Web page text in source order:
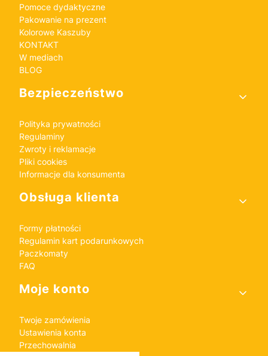
Pomoce dydaktyczne
Pakowanie na prezent
Kolorowe Kaszuby
KONTAKT
W mediach
BLOG
Bezpieczeństwo
Polityka prywatności
Regulaminy
Zwroty i reklamacje
Pliki cookies
Informacje dla konsumenta
Obsługa klienta
Formy płatności
Regulamin kart podarunkowych
Paczkomaty
FAQ
Moje konto
Twoje zamówienia
Ustawienia konta
Przechowalnia